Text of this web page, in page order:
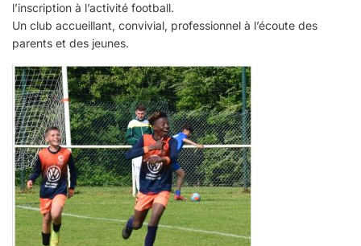
l’inscription à l’activité football.
Un club accueillant, convivial, professionnel à l’écoute des
parents et des jeunes.